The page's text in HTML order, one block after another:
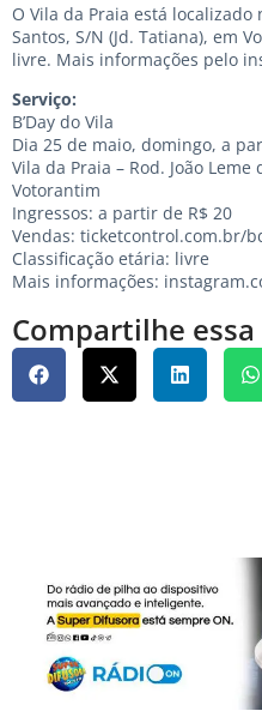
O Vila da Praia está localizado
Santos, S/N (Jd. Tatiana), em
livre. Mais informações pelo
Serviço:
B’Day do Vila
Dia 25 de maio, domingo, a
Vila da Praia – Rod. João Leme
Votorantim
Ingressos: a partir de R$ 20
Vendas: ticketcontrol.com.br/
Classificação etária: livre
Mais informações:
Compartilhe